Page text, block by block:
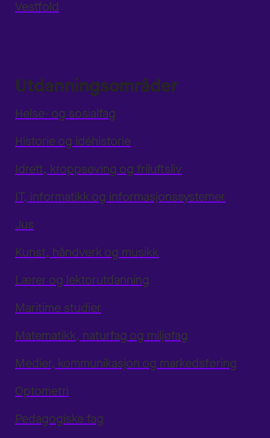
Vestfold
Utdanningsområder
Helse- og sosialfag
Historie og idéhistorie
Idrett, kroppsøving og friluftsliv
IT, informatikk og informasjonssystemer
Jus
Kunst, håndverk og musikk
Lærer og lektorutdanning
Maritime studier
Matematikk, naturfag og miljøfag
Medier, kommunikasjon og markedsføring
Optometri
Pedagogiske fag